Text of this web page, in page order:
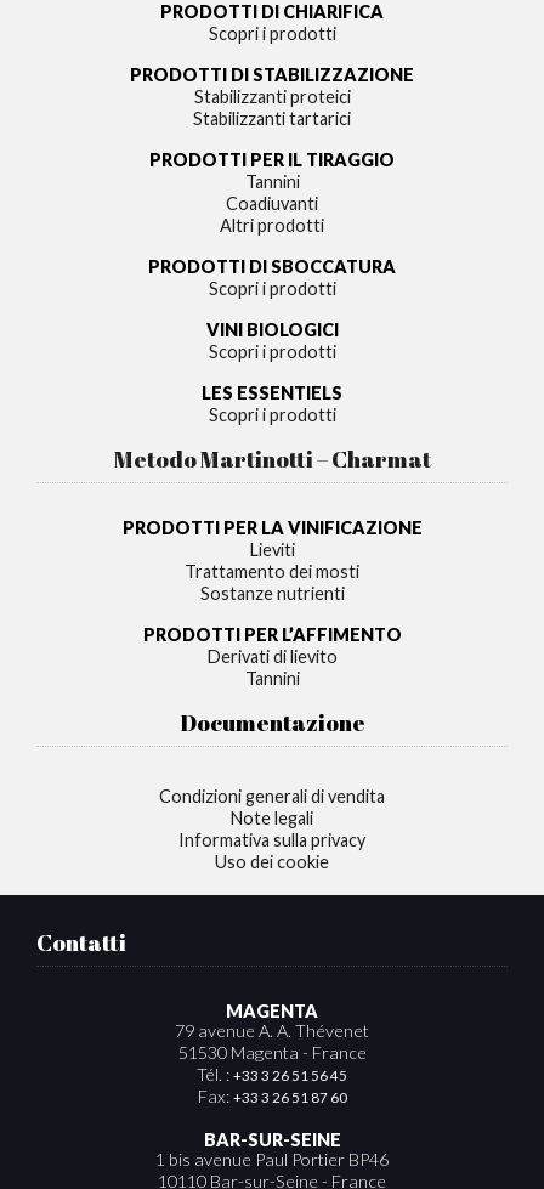
PRODOTTI DI CHIARIFICA
Scopri i prodotti
PRODOTTI DI STABILIZZAZIONE
Stabilizzanti proteici
Stabilizzanti tartarici
PRODOTTI PER IL TIRAGGIO
Tannini
Coadiuvanti
Altri prodotti
PRODOTTI DI SBOCCATURA
Scopri i prodotti
VINI BIOLOGICI
Scopri i prodotti
LES ESSENTIELS
Scopri i prodotti
Metodo Martinotti – Charmat
PRODOTTI PER LA VINIFICAZIONE
Lieviti
Trattamento dei mosti
Sostanze nutrienti
PRODOTTI PER L’AFFIMENTO
Derivati di lievito
Tannini
Documentazione
Condizioni generali di vendita
Note legali
Informativa sulla privacy
Uso dei cookie
Contatti
MAGENTA
79 avenue A. A. Thévenet
51530 Magenta - France
Tél. : +33 3 26 51 56 45
Fax: +33 3 26 51 87 60
BAR-SUR-SEINE
1 bis avenue Paul Portier BP46
10110 Bar-sur-Seine - France